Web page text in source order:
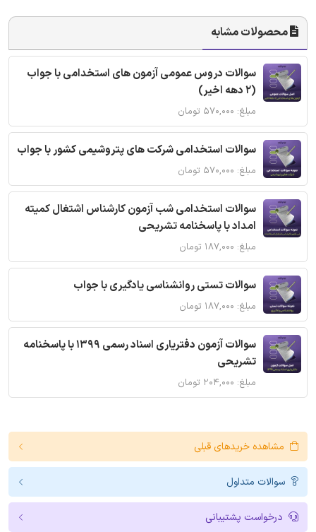
محصولات مشابه
سوالات دروس عمومی آزمون های استخدامی با جواب
(2 دهه اخیر)
مبلغ: ۵۷۰,۰۰۰ تومان
سوالات استخدامی شرکت های پتروشیمی کشور با جواب
مبلغ: ۵۷۰,۰۰۰ تومان
سوالات استخدامی شب آزمون کارشناس اشتغال کمیته
امداد با پاسخنامه تشریحی
مبلغ: ۱۸۷,۰۰۰ تومان
سوالات تستی روانشناسی یادگیری با جواب
مبلغ: ۱۸۷,۰۰۰ تومان
سوالات آزمون دفتریاری اسناد رسمی 1399 با پاسخنامه
تشریحی
مبلغ: ۲۰۴,۰۰۰ تومان
مشاهده خریدهای قبلی
سوالات متداول
درخواست پشتیبانی